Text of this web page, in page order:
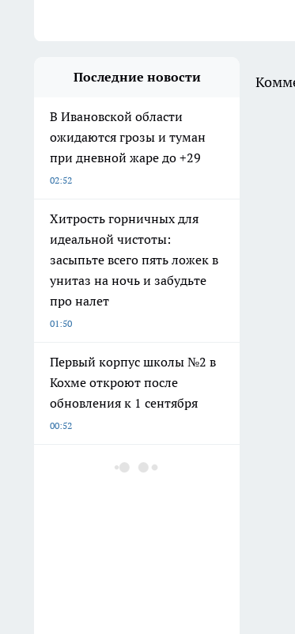
Последние новости
В Ивановской области
ожидаются грозы и туман
при дневной жаре до +29
02:52
Хитрость горничных для
идеальной чистоты:
засыпьте всего пять ложек в
унитаз на ночь и забудьте
про налет
01:50
Первый корпус школы №2 в
Кохме откроют после
обновления к 1 сентября
00:52
Забудьте про гречку: